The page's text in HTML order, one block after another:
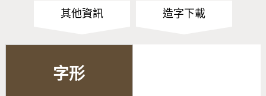
其他資訊 造字下載
字形